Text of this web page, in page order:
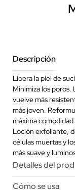
Descripción
Libera la piel de
Minimiza los poros.
vuelve más
más joven.
máxima comodidad
Loción exfoliante,
células muertas y
más suave y
Detalles del
Cómo se usa